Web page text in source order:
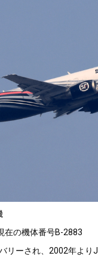
在の機体番号B-2883
リーされ、2002年よ